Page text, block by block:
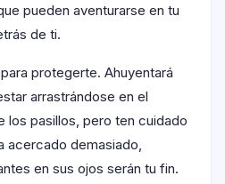
pueden aventurarse en tu
de ti.
protegerte. Ahuyentará
arrastrándose en el
los pasillos, pero ten cuidado
acercado demasiado,
en sus ojos serán tu fin.